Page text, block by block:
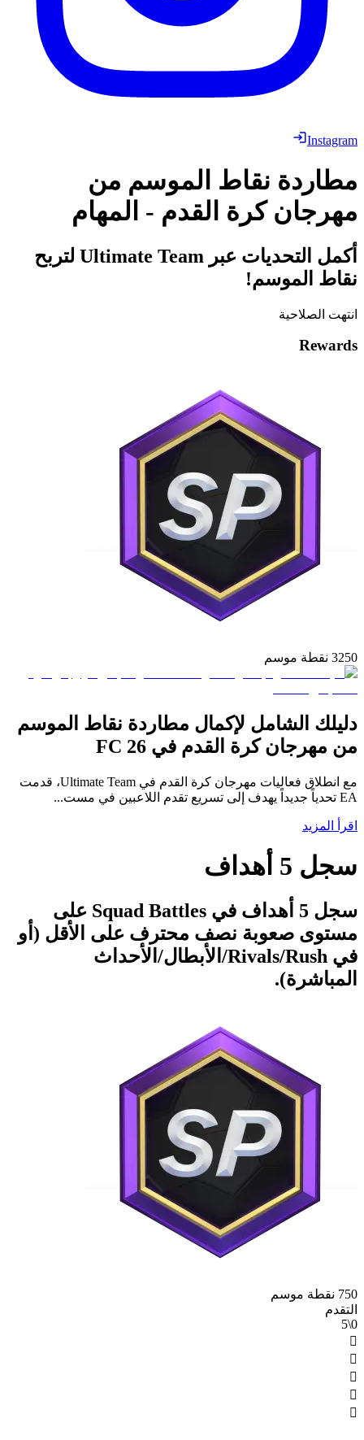
Instagram
مطاردة نقاط الموسم من
مهرجان كرة القدم - المهام
أكمل التحديات عبر Ultimate Team لتربح
نقاط الموسم!
انتهت الصلاحية
Rewards
3250 نقطة موسم
دليلك الشامل لإكمال مطاردة نقاط الموسم
من مهرجان كرة القدم في FC 26
مع انطلاق فعاليات مهرجان كرة القدم في Ultimate Team، قدمت
EA تحدياً جديداً يهدف إلى تسريع تقدم اللاعبين في مست...
اقرأ المزيد
سجل 5 أهداف
سجل 5 أهداف في Squad Battles على
مستوى صعوبة نصف محترف على الأقل (أو
في Rush‏/Rivals/الأبطال/الأحداث
المباشرة).
750 نقطة موسم
التقدم
0\5




